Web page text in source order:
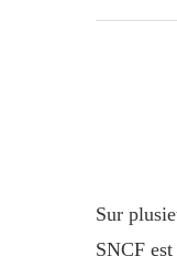
Sur
SNCF